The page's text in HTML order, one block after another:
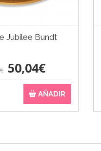
Jubilee Bundt
50,04€
AÑADIR